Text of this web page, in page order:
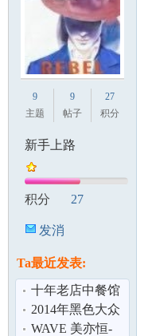
9
主题
9
帖子
27
积分
新手上路
积分 27
发消
Ta最近发表:
十年老店中餐馆
转让,客源稳定,接
手盈利
2014年黑色大众
途观出售,7.9w迈,
WAVE 美亦恒-